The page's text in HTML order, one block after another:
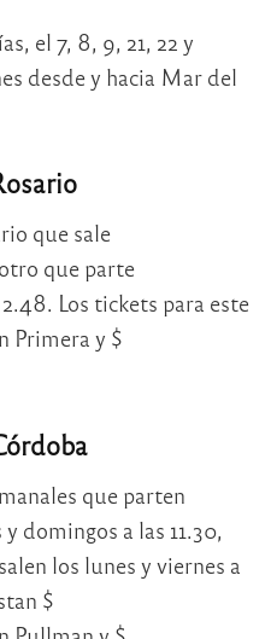
el 7, 8, 9, 21, 22 y
desde y hacia Mar del
que sale
que parte
Los tickets para este
Primera y $
que parten
domingos a las 11.30,
los lunes y viernes a
$